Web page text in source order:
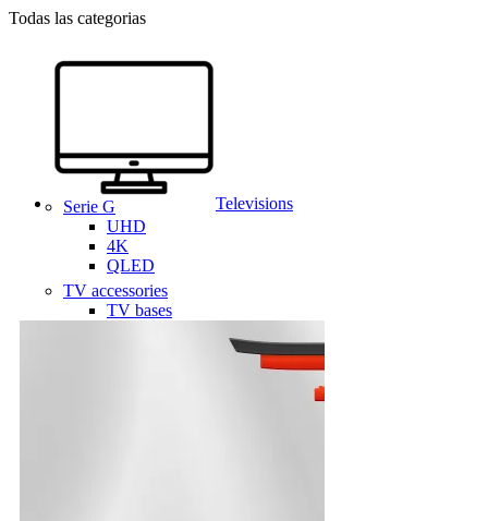
Todas las categorias
Televisions
Serie G
UHD
4K
QLED
TV accessories
TV bases